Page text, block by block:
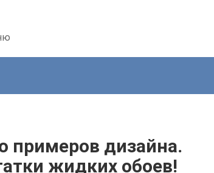
примеров дизайна.
жидких обоев!